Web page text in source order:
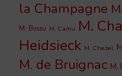
la Champagne
M. Bossu M. Camu M.
Heidsieck M. Chezel
M. de Bruignac M.